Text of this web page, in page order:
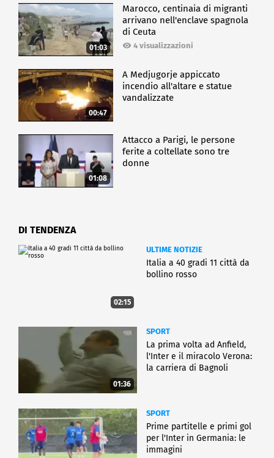
01:03
Marocco, centinaia di migranti
arrivano nell'enclave spagnola
di Ceuta
4 visualizzazioni
00:47
A Medjugorje appiccato
incendio all'altare e statue
vandalizzate
01:08
Attacco a Parigi, le persone
ferite a coltellate sono tre
donne
DI TENDENZA
02:15
ULTIME NOTIZIE
Italia a 40 gradi 11 città da
bollino rosso
01:36
SPORT
La prima volta ad Anfield,
l'Inter e il miracolo Verona:
la carriera di Bagnoli
SPORT
Prime partitelle e primi gol
per l'Inter in Germania: le
immagini